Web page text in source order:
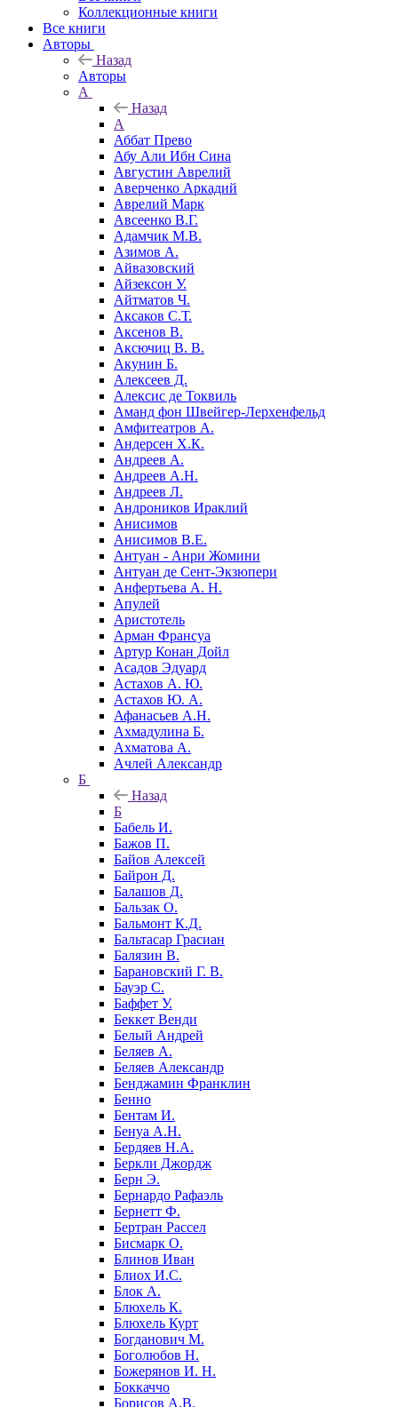
Коллекционные книги
Все книги
Авторы
Назад
Авторы
А
Назад
А
Аббат Прево
Абу Али Ибн Сина
Августин Аврелий
Аверченко Аркадий
Аврелий Марк
Авсеенко В.Г.
Адамчик М.В.
Азимов А.
Айвазовский
Айзексон У.
Айтматов Ч.
Аксаков С.Т.
Аксенов В.
Аксючиц В. В.
Акунин Б.
Алексеев Д.
Алексис де Токвиль
Аманд фон Швейгер-Лерхенфельд
Амфитеатров А.
Андерсен Х.К.
Андреев А.
Андреев А.Н.
Андреев Л.
Андроников Ираклий
Анисимов
Анисимов В.Е.
Антуан - Анри Жомини
Антуан де Сент-Экзюпери
Анфертьева А. Н.
Апулей
Аристотель
Арман Франсуа
Артур Конан Дойл
Асадов Эдуард
Астахов А. Ю.
Астахов Ю. А.
Афанасьев А.Н.
Ахмадулина Б.
Ахматова А.
Ачлей Александр
Б
Назад
Б
Бабель И.
Бажов П.
Байов Алексей
Байрон Д.
Балашов Д.
Бальзак О.
Бальмонт К.Д.
Бальтасар Грасиан
Балязин В.
Барановский Г. В.
Бауэр С.
Баффет У.
Беккет Венди
Белый Андрей
Беляев А.
Беляев Александр
Бенджамин Франклин
Бенно
Бентам И.
Бенуа А.Н.
Бердяев Н.А.
Беркли Джордж
Берн Э.
Бернардо Рафаэль
Бернетт Ф.
Бертран Рассел
Бисмарк О.
Блинов Иван
Блиох И.С.
Блок А.
Блюхель К.
Блюхель Курт
Богданович М.
Боголюбов Н.
Божерянов И. Н.
Боккаччо
Борисов А.В.